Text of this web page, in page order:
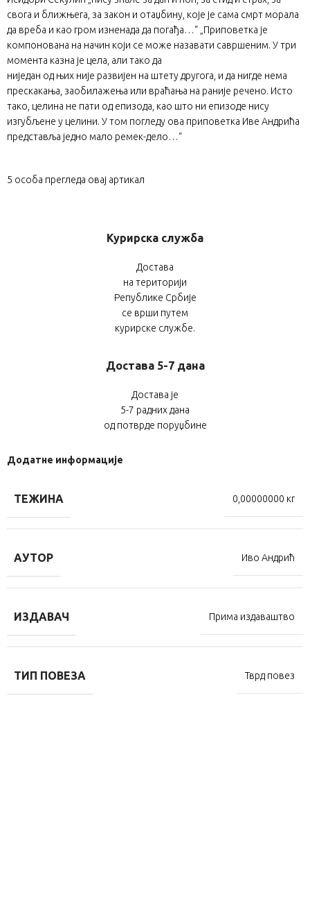
свога и ближњега, за закон и отаџбину, које је сама смрт морала
да вреба и као гром изненада да погађа…“ „Приповетка је
компонована на начин који се може назавати савршеним. У три
момента казна је цела, али тако да
ниједан од њих није развијен на штету другога, и да нигде нема
прескакања, заобилажења или враћања на раније речено. Исто
тако, целина не пати од епизода, као што ни епизоде нису
изгубљене у целини. У том погледу ова приповетка Иве Андрића
представља једно мало ремек-дело…“
5 особа прегледа овај артикал
Курирска служба
Достава
на територији
Републике Србије
се врши путем
курирске службе.
Достава 5-7 дана
Достава је
5-7 радних дана
од потврде поруџбине
Додатне информације
ТЕЖИНА 0,00000000 кг
АУТОР Иво Андрић
ИЗДАВАЧ Прима издаваштво
ТИП ПОВЕЗА Тврд повез